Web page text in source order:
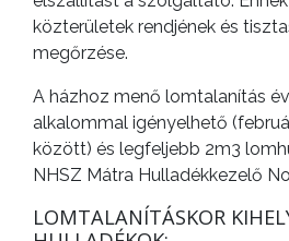
KVÍZ
közterületek rendjének és
megőrzése.
A házhoz menő lomtalanítás
alkalommal igényelhető
között) és legfeljebb 2m3
NHSZ Mátra Hulladékkezelő
LOMTALANÍTÁSKOR